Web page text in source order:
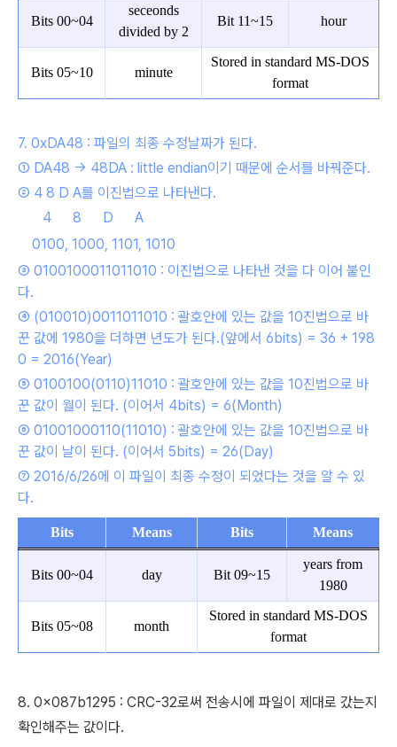
Bits 00~04
seceonds
divided by 2
Bit 11~15 hour
Bits 05~10 minute
Stored in standard MS-DOS
format
7. 0xDA48 : 파일의 최종 수정날짜가 된다.
① DA48 -> 48DA : little endian이기 때문에 순서를 바꿔준다.
② 4 8 D A를 이진법으로 나타낸다.
4 8 D A
0100, 1000, 1101, 1010
③ 0100100011011010 : 이진법으로 나타낸 것을 다 이어 붙인
다.
④ (010010)0011011010 : 괄호안에 있는 값을 10진법으로 바
꾼 값에 1980을 더하면 년도가 된다.(앞에서 6bits) = 36 + 198
0 = 2016(Year)
⑤ 0100100(0110)11010 : 괄호안에 있는 값을 10진법으로 바
꾼 값이 월이 된다. (이어서 4bits) = 6(Month)
⑥ 01001000110(11010) : 괄호안에 있는 값을 10진법으로 바
꾼 값이 날이 된다. (이어서 5bits) = 26(Day)
⑦ 2016/6/26에 이 파일이 최종 수정이 되었다는 것을 알 수 있
다.
Bits Means Bits Means
Bits 00~04 day Bit 09~15
years from
1980
Bits 05~08 month
Stored in standard MS-DOS
format
8. 0x087b1295 : CRC-32로써 전송시에 파일이 제대로 갔는지
확인해주는 값이다.